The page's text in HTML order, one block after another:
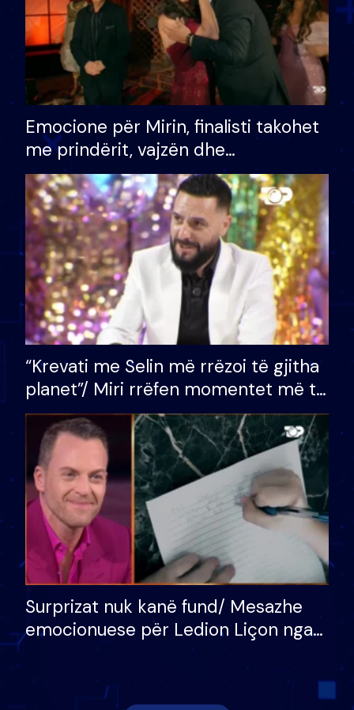
Emocione për Mirin, finalisti takohet
me prindërit, vajzën dhe
bashkëshorten: S’kemi ndonjë letër
divorci apo jo?
“Krevati me Selin më rrëzoi të gjitha
planet”/ Miri rrëfen momentet më të
bukura në shtëpinë e BB VIP: Do më
mungojë zilja e mëngjesit kur…
Surprizat nuk kanë fund/ Mesazhe
emocionuese për Ledion Liçon nga
nuk i mban dot lotët: Nuk meritoj…